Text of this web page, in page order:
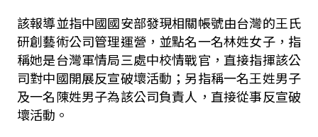
該報導並指中國國安部發現相關帳號由台灣的王氏
研創藝術公司管理運營，並點名一名林姓女子，指
稱她是台灣軍情局三處中校情戰官，直接指揮該公
司對中國開展反宣破壞活動；另指稱一名王姓男子
及一名陳姓男子為該公司負責人，直接從事反宣破
壞活動。